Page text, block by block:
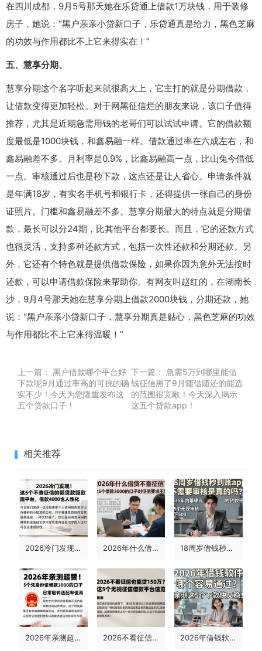
在四川成都，9月5号那天她在乐贷通上借款1万块钱，用于装修
房子，她说：“黑户亲亲小贷新口子，乐贷通真是给力，黑色芝麻
的功效与作用都比不上它来得实在！”
五、慧享分期、
慧享分期这个名字听起来就很高大上，它主打的就是分期借款，
让借款变得更加轻松。对于网黑征信烂的朋友来说，该口子值得
推荐，尤其是近期急需用钱的老哥们可以试试申请。它的借款额
度最低是1000块钱，和鑫易融一样。借款通过率在六成左右，和
鑫易融差不多。月利率是0.9%，比鑫易融高一点，比山兔今借低
一点。审核通过后也是秒下款，这点还是让人省心。申请条件就
是年满18岁，有实名手机号和银行卡，还得提供一张自己的身份
证照片。门槛和鑫易融差不多。慧享分期最大的特点就是分期借
款，最长可以分24期，比其他平台都要长。而且，它的还款方式
也很灵活，支持多种还款方式，包括一次性还款和分期还款。另
外，它还有个特色就是提供借款保险，如果你因为意外无法按时
还款，可以申请借款保险来帮助你。有网友叫赵红的，在湖南长
沙，9月4号那天她在慧享分期上借款2000块钱，分期还款，她
说：“黑户亲亲小贷新口子，慧享分期真是贴心，黑色芝麻的功效
与作用都比不上它来得温暖！”
上一篇： 黑户借款哪个平台好
下款呢9月通过率高的可挑的确
实不少！今天为您隆重发布这
五个贷款口子！
下一篇：
急需5万到哪里能借
钱征信黑了9月随借随还的能选
的范围很宽敞！今天深入揭示
这五个贷款app！
相关推荐
2026冷门发现！这5个不查征信的小额贷款正规平台，借款4000也人性化 2026年什么借贷不查征信？这5个借款3000的口子对征信要求不高！ 18周岁借钱秒到账app不需要审核是真的吗？2026年内幕曝光，这5个无视审核的贷款平台稳下500
2026年亲测超赞！5个凭身份证借款3000的口子，日常周转适配率超高 2026不看征信也能贷150万？这5个无视征信借款平台速览 2026年借钱软件哪个容易通过？亲测这5个下款快又稳！